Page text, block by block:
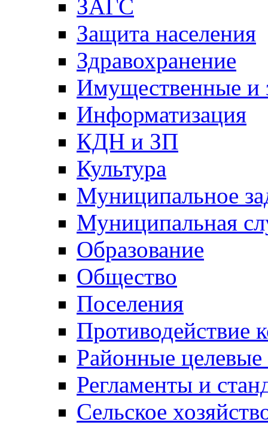
ЗАГС
Защита населения
Здравохранение
Имущественные и
Информатизация
КДН и ЗП
Культура
Муниципальное
Муниципальная
Образование
Общество
Поселения
Противодействие
Районные
Регламенты и
Сельское